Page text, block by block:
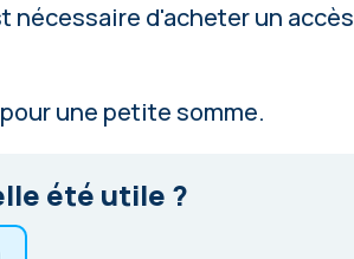
nécessaire d'acheter un accès
une petite somme.
été utile ?